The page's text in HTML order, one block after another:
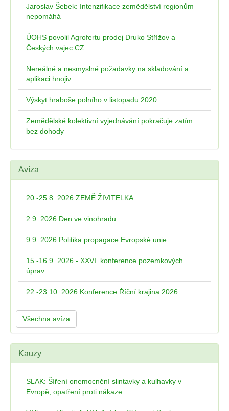
Jaroslav Šebek: Intenzifikace zemědělství regionům
nepomáhá
ÚOHS povolil Agrofertu prodej Druko Střížov a
Českých vajec CZ
Nereálné a nesmyslné požadavky na skladování a
aplikaci hnojiv
Výskyt hraboše polního v listopadu 2020
Zemědělské kolektivní vyjednávání pokračuje zatím
bez dohody
Avíza
20.-25.8. 2026 ZEMĚ ŽIVITELKA
2.9. 2026 Den ve vinohradu
9.9. 2026 Politika propagace Evropské unie
15.-16.9. 2026 - XXVI. konference pozemkových
úprav
22.-23.10. 2026 Konference Říční krajina 2026
Všechna avíza
Kauzy
SLAK: Šíření onemocnění slintavky a kulhavky v
Evropě, opatření proti nákaze